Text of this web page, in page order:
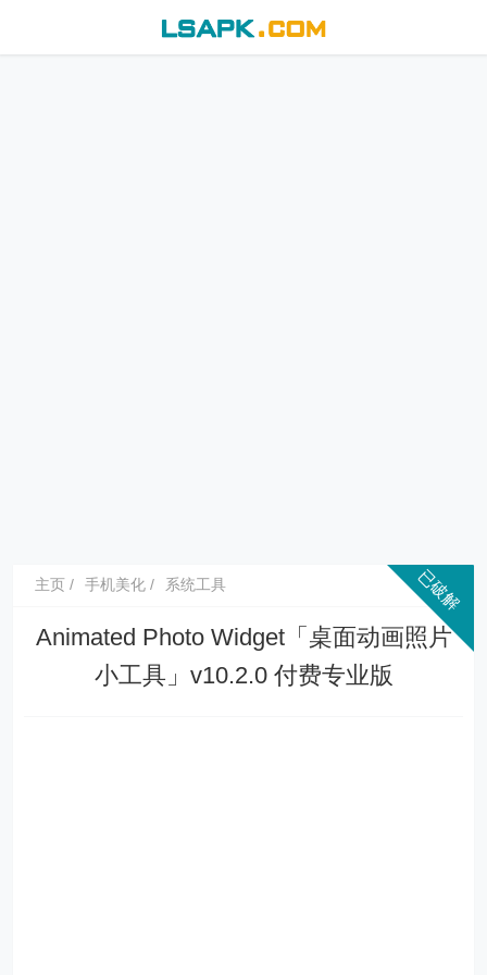
主页 手机美化 系统工具
Animated Photo Widget「桌面动画照片
小工具」v10.2.0 付费专业版